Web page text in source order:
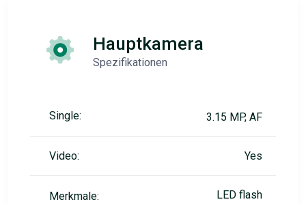
Hauptkamera
Spezifikationen
Single: 3.15 MP, AF
Video: Yes
Merkmale: LED flash